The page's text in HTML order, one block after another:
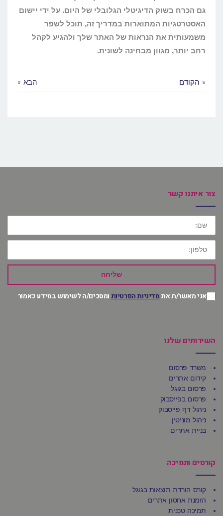
גם הכרח בשוק הדיגיטלי הגלובלי של היום. על ידי יישום
האסטרטגיות המתוארות במדריך זה, תוכל לשפר
משמעותית את הנראות של האתר שלך ולהגיע לקהל
רחב יותר, מגוון מבחינה לשונית.
« הקודם הבא »
צור איתנו קשר
שם:
טלפון:
שליחה
אני מאשר/ת אתמדיניות הפרטיותומסכים/ה לשימוש במידע כאמור
השירותים שלנו
משרד פרסום
קידום אתרים
פרסום בגוגל
פרסום בפייסבוק
ניהול דף פייסבוק
ניהול מוניטין
בניית אתרים
קורסים ותמיכה
קורס הורדת תוצאות בגוגל
הזמנת אחסון אתרים
תמיכה טכנית